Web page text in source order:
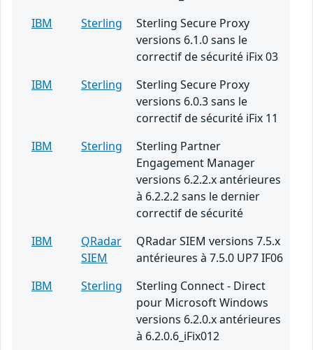
IBM
Sterling
Sterling Secure Proxy
versions 6.1.0 sans le
correctif de sécurité iFix 03
IBM
Sterling
Sterling Secure Proxy
versions 6.0.3 sans le
correctif de sécurité iFix 11
IBM
Sterling
Sterling Partner
Engagement Manager
versions 6.2.2.x antérieures
à 6.2.2.2 sans le dernier
correctif de sécurité
IBM
QRadar
SIEM
QRadar SIEM versions 7.5.x
antérieures à 7.5.0 UP7 IF06
IBM
Sterling
Sterling Connect - Direct
pour Microsoft Windows
versions 6.2.0.x antérieures
à 6.2.0.6_iFix012